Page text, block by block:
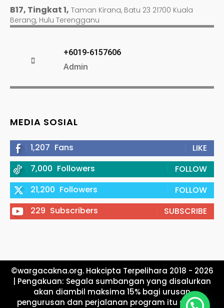
B17, Tingkat 1, Taman Kirana, Batu 23 21700 Kuala
Berang, Hulu Terengganu
+6019-6157606
Admin
MEDIA SOSIAL
1,207 Fans
LIKE
7,000 Followers
FOLLOW
21,200 Followers
FOLLOW
229 Subscribers SUBSCRIBE
©wargacakna.org. Hakcipta Terpelihara 2018 - 2026
| Pengakuan: Segala sumbangan yang disalurkan
akan diambil maksima 15% bagi urusan
pengurusan dan perjalanan program itu sendiri.